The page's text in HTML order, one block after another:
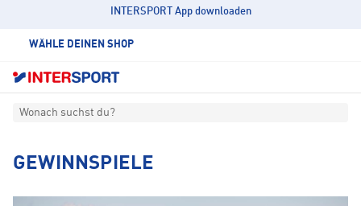
INTERSPORT App downloaden
WÄHLE DEINEN SHOP
Wonach suchst du?
GEWINNSPIELE